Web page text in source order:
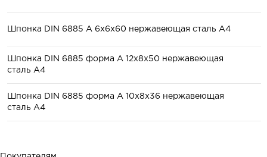
Шпонка DIN 6885 A 6x6x60 нержавеющая сталь А4
Шпонка DIN 6885 форма А 12x8x50 нержавеющая
сталь А4
Шпонка DIN 6885 форма А 10x8x36 нержавеющая
сталь А4